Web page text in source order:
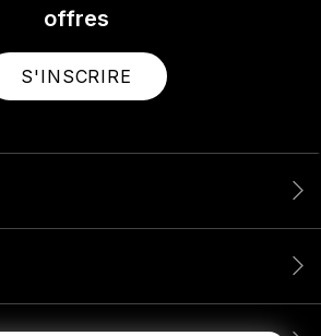
offres
S'INSCRIRE